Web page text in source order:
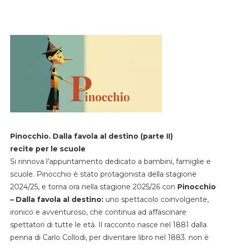
Pinocchio. Dalla favola al destino (parte II)
recite per le scuole
Si rinnova l’appuntamento dedicato a bambini, famiglie e
scuole. Pinocchio è stato protagonista della stagione
2024/25, e torna ora nella stagione 2025/26 con Pinocchio
– Dalla favola al destino: uno spettacolo coinvolgente,
ironico e avventuroso, che continua ad affascinare
spettatori di tutte le età. Il racconto nasce nel 1881 dalla
penna di Carlo Collodi, per diventare libro nel 1883. non è